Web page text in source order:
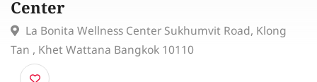
Center
La Bonita Wellness Center Sukhumvit Road, Klong
Tan , Khet Wattana Bangkok 10110